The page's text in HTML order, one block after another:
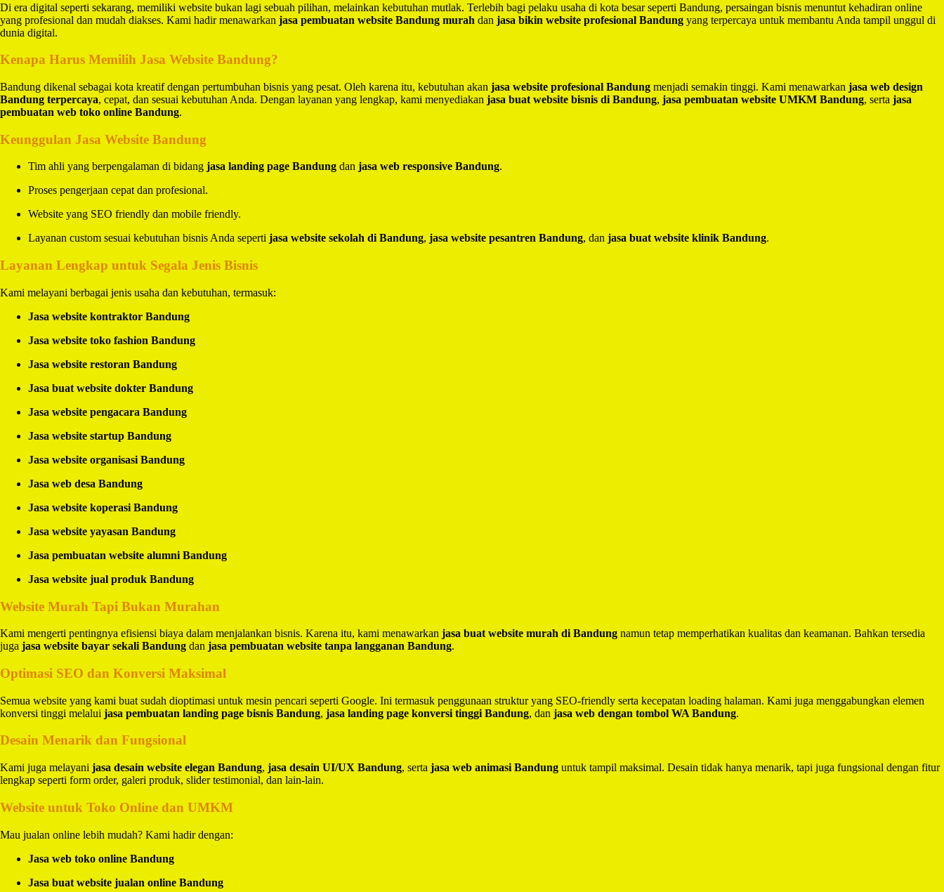
Di era digital seperti sekarang, memiliki website bukan lagi sebuah pilihan, melainkan kebutuhan mutlak. Terlebih bagi pelaku usaha di kota besar seperti Bandung, persaingan bisnis menuntut kehadiran online
yang profesional dan mudah diakses. Kami hadir menawarkan jasa pembuatan website Bandung murah dan jasa bikin website profesional Bandung yang terpercaya untuk membantu Anda tampil unggul di
dunia digital.
Kenapa Harus Memilih Jasa Website Bandung?
Bandung dikenal sebagai kota kreatif dengan pertumbuhan bisnis yang pesat. Oleh karena itu, kebutuhan akan jasa website profesional Bandung menjadi semakin tinggi. Kami menawarkan jasa web design
Bandung terpercaya, cepat, dan sesuai kebutuhan Anda. Dengan layanan yang lengkap, kami menyediakan jasa buat website bisnis di Bandung, jasa pembuatan website UMKM Bandung, serta jasa
pembuatan web toko online Bandung.
Keunggulan Jasa Website Bandung
Tim ahli yang berpengalaman di bidang jasa landing page Bandung dan jasa web responsive Bandung.
Proses pengerjaan cepat dan profesional.
Website yang SEO friendly dan mobile friendly.
Layanan custom sesuai kebutuhan bisnis Anda seperti jasa website sekolah di Bandung, jasa website pesantren Bandung, dan jasa buat website klinik Bandung.
Layanan Lengkap untuk Segala Jenis Bisnis
Kami melayani berbagai jenis usaha dan kebutuhan, termasuk:
Jasa website kontraktor Bandung
Jasa website toko fashion Bandung
Jasa website restoran Bandung
Jasa buat website dokter Bandung
Jasa website pengacara Bandung
Jasa website startup Bandung
Jasa website organisasi Bandung
Jasa web desa Bandung
Jasa website koperasi Bandung
Jasa website yayasan Bandung
Jasa pembuatan website alumni Bandung
Jasa website jual produk Bandung
Website Murah Tapi Bukan Murahan
Kami mengerti pentingnya efisiensi biaya dalam menjalankan bisnis. Karena itu, kami menawarkan jasa buat website murah di Bandung namun tetap memperhatikan kualitas dan keamanan. Bahkan tersedia
juga jasa website bayar sekali Bandung dan jasa pembuatan website tanpa langganan Bandung.
Optimasi SEO dan Konversi Maksimal
Semua website yang kami buat sudah dioptimasi untuk mesin pencari seperti Google. Ini termasuk penggunaan struktur yang SEO-friendly serta kecepatan loading halaman. Kami juga menggabungkan elemen
konversi tinggi melalui jasa pembuatan landing page bisnis Bandung, jasa landing page konversi tinggi Bandung, dan jasa web dengan tombol WA Bandung.
Desain Menarik dan Fungsional
Kami juga melayani jasa desain website elegan Bandung, jasa desain UI/UX Bandung, serta jasa web animasi Bandung untuk tampil maksimal. Desain tidak hanya menarik, tapi juga fungsional dengan fitur
lengkap seperti form order, galeri produk, slider testimonial, dan lain-lain.
Website untuk Toko Online dan UMKM
Mau jualan online lebih mudah? Kami hadir dengan:
Jasa web toko online Bandung
Jasa buat website jualan online Bandung